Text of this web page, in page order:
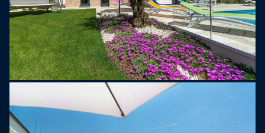
porto turistico con il suo ristorante di alto livello e
viste panoramiche sul mare e sugli yacht, Villa
Maja offre sia la comodità della posizione che il
lusso della privacy e del comfort in uno dei luoghi
più ricercati della costa.